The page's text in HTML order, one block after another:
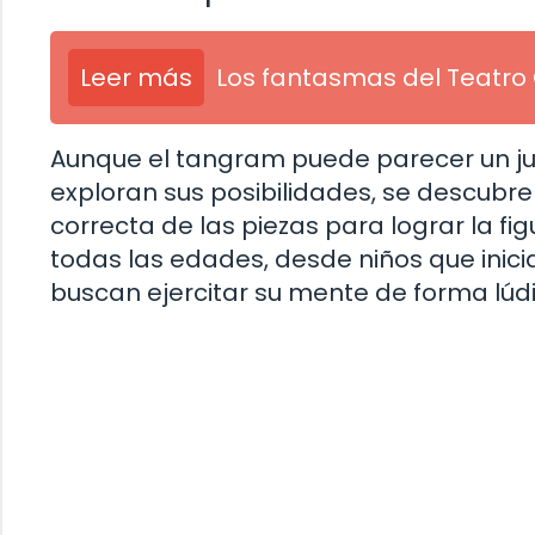
Leer más Los fantasmas del
Aunque el tangram puede parecer un
exploran sus posibilidades, se
correcta de las piezas para lograr la
todas las edades, desde niños que
buscan ejercitar su mente de forma